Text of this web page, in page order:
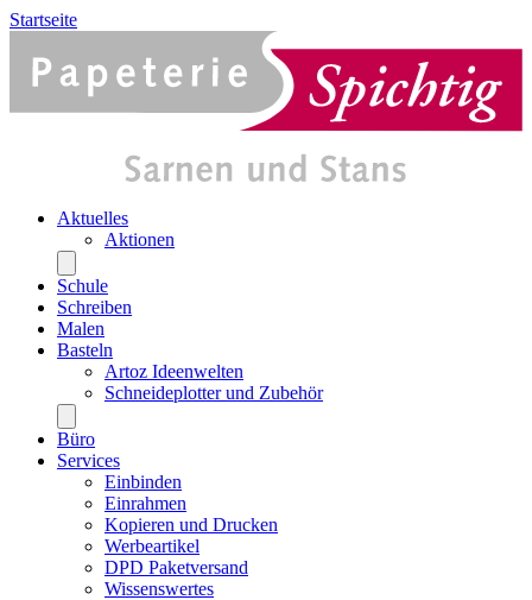
Startseite
Aktuelles
Aktionen
Schule
Schreiben
Malen
Basteln
Artoz Ideenwelten
Schneideplotter und Zubehör
Büro
Services
Einbinden
Einrahmen
Kopieren und Drucken
Werbeartikel
DPD Paketversand
Wissenswertes